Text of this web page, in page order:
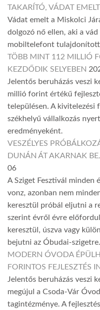
TAKARÍTÓ, VÁDAT
Vádat emelt a Miskolci
dolgozó nő ellen, aki a
mobiltelefont tulajdonított
TÖBB MINT 112 MILLIÓ
KEZDŐDIK SELYEBEN
Jelentős beruházás veszi
millió forint értékű
településen. A kivitelezési
székhelyű vállalkozás
eredményeként.
VESZÉLYES
DUNÁN ÁT AKARNAK
06
A Sziget Fesztivál minden
vonz, azonban nem
keresztül próbál eljutni a
szerint évről évre
keresztül, úszva vagy
bejutni az Óbudai-szigetre.
MODERN ÓVODA
FORINTOS FEJLESZTÉS
Jelentős beruházás veszi
megújul a Csoda-Vár
tagintézménye. A